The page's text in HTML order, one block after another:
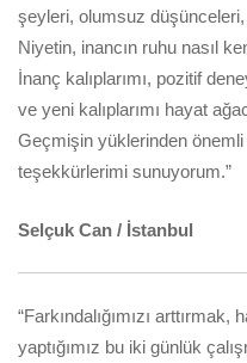
şeyleri, olumsuz düşünceleri,
Niyetin, inancın ruhu nasıl
İnanç kalıplarımı, pozitif
ve yeni kalıplarımı hayat
Geçmişin yüklerinden
teşekkürlerimi sunuyorum.”
Selçuk Can / İstanbul
“Farkındalığımızı
yaptığımız bu iki günlük